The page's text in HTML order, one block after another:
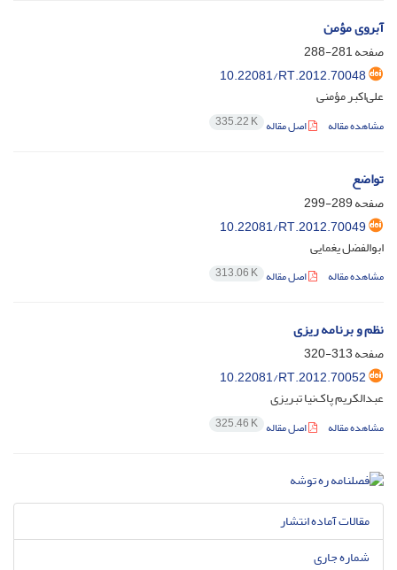
آبروی مؤمن
صفحه281-288
10.22081/RT.2012.70048
علی‌اکبر مؤمنی
مشاهده مقاله اصل مقاله 335.22 K
تواضع
صفحه289-299
10.22081/RT.2012.70049
ابوالفضل یغمایی
مشاهده مقاله اصل مقاله 313.06 K
نظم و برنامه ریزی
صفحه313-320
10.22081/RT.2012.70052
عبدالکریم پاک‌نیا تبریزی
مشاهده مقاله اصل مقاله 325.46 K
مقالات آماده انتشار
شماره جاری